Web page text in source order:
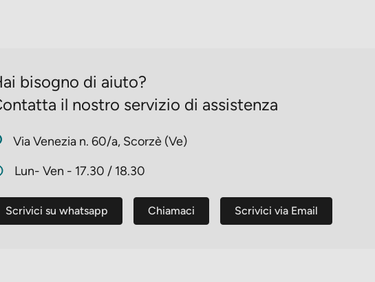
bisogno di aiuto?
il nostro servizio di assistenza
Via Venezia n. 60/a, Scorzè (Ve)
Lun- Ven - 17.30 / 18.30
Scrivici su whatsapp Chiamaci Scrivici via Email